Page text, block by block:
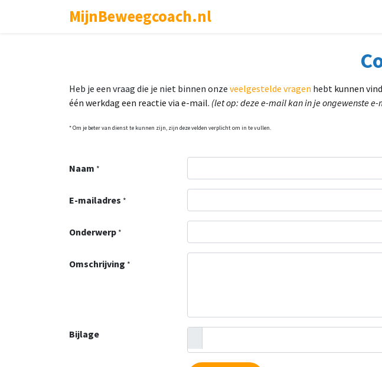
MijnBeweegcoach.nl
Heb je een vraag die je niet binnen onze veelgestelde vragen hebt kunnen
één werkdag een reactie via e-mail. (let op: deze e-mail kan in je ongewenste
* Om je beter van dienst te kunnen zijn, zijn deze velden verplicht om in te vullen.
Naam *
E-mailadres *
Onderwerp *
Omschrijving *
Bijlage